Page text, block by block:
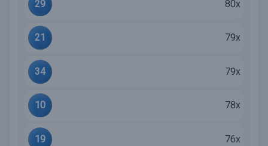
29 80x
21 79x
34 79x
10 78x
19 76x